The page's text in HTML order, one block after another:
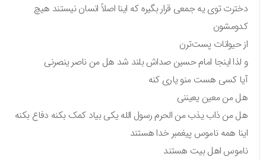
دخترت توی یه جمعی قرار بگیره که اینا اصلاً انسان نیستند هیچ
کدومشون
از حیوانات پست‌ترن
و لذا اینجا امام حسین صداش بلند شد هل من ناصر ینصرنی
آیا کسی هست منو یاری کنه
هل من معین یعیننی
هل من ذاب یذب من الحرم رسول الله یکی بیاد کمک بکنه دفاع بکنه
اینا همه ناموس پیغمبر خدا هستند
ناموس اهل‌ بیت هستند